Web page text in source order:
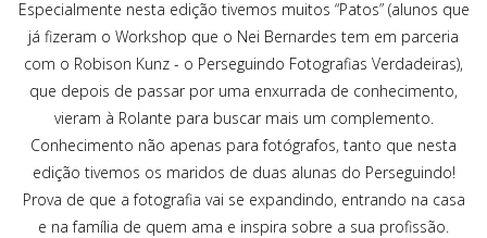
Especialmente nesta edição tivemos muitos “Patos” (alunos que
já fizeram o Workshop que o Nei Bernardes tem em parceria
com o Robison Kunz - o Perseguindo Fotografias Verdadeiras),
que depois de passar por uma enxurrada de conhecimento,
vieram à Rolante para buscar mais um complemento.
Conhecimento não apenas para fotógrafos, tanto que nesta
edição tivemos os maridos de duas alunas do Perseguindo!
Prova de que a fotografia vai se expandindo, entrando na casa
e na família de quem ama e inspira sobre a sua profissão.